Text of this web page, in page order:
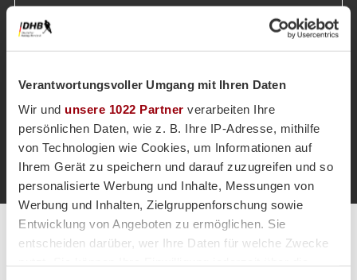
Verantwortungsvoller Umgang mit Ihren Daten
Wir und unsere 1022 Partner verarbeiten Ihre
persönlichen Daten, wie z. B. Ihre IP-Adresse, mithilfe
von Technologien wie Cookies, um Informationen auf
Ihrem Gerät zu speichern und darauf zuzugreifen und so
personalisierte Werbung und Inhalte, Messungen von
Werbung und Inhalten, Zielgruppenforschung sowie
Entwicklung von Angeboten zu ermöglichen. Sie
entscheiden darüber, wer Ihre Daten für welche Zwecke
Zurück zur Startseite
Alle Spiele unserer Danas und Honamas live und kostenfrei